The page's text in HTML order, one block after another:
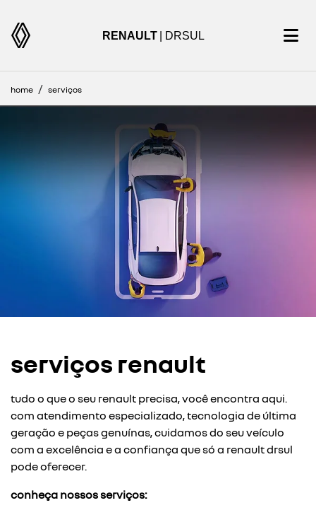
RENAULT | DRSUL
home serviços
serviços renault
tudo o que o seu renault precisa, você encontra aqui.
com atendimento especializado, tecnologia de última
geração e peças genuínas, cuidamos do seu veículo
com a excelência e a confiança que só a renault drsul
pode oferecer.
conheça nossos serviços: